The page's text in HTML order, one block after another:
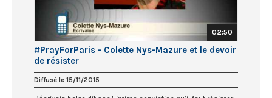
02:50
#PrayForParis - Colette Nys-Mazure et le devoir
de résister
Diffusé le 15/11/2015